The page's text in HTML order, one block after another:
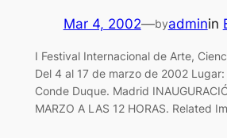
Mar 4, 2002—byadminin
I Festival Internacional de Arte,
Del 4 al 17 de marzo de 2002
Conde Duque. Madrid
MARZO A LAS 12 HORAS. Related